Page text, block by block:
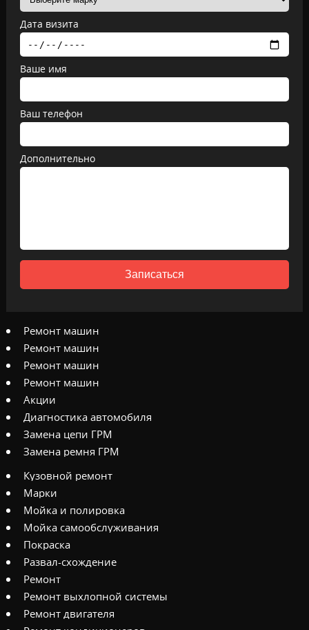
Дата визита
Ваше имя
Ваш телефон
Дополнительно
Записаться
Ремонт машин
Ремонт машин
Ремонт машин
Ремонт машин
Акции
Диагностика автомобиля
Замена цепи ГРМ
Замена ремня ГРМ
Кузовной ремонт
Марки
Мойка и полировка
Мойка самообслуживания
Покраска
Развал-схождение
Ремонт
Ремонт выхлопной системы
Ремонт двигателя